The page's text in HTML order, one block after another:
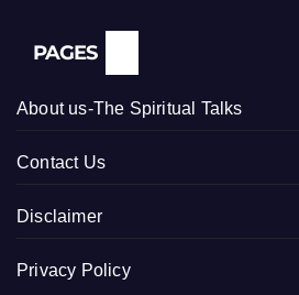
PAGES
About us-The Spiritual Talks
Contact Us
Disclaimer
Privacy Policy